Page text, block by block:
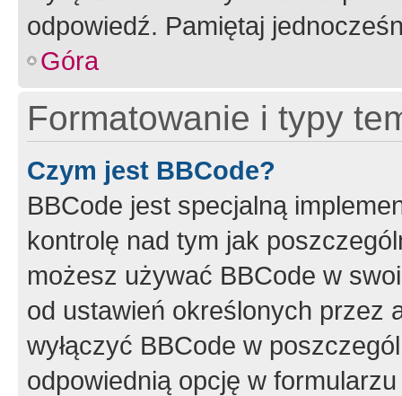
odpowiedź. Pamiętaj
Góra
Formatowanie i typy
Czym jest BBCode?
BBCode jest specjalną
kontrolę nad tym jak
możesz używać BBCode w
od ustawień określonych przez
wyłączyć BBCode w
odpowiednią opcję w